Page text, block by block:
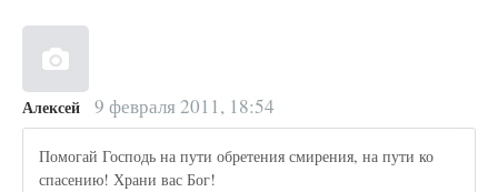
Алексей 9 февраля 2011, 18:54
Помогай Господь на пути обретения смирения, на пути ко
спасению! Храни вас Бог!